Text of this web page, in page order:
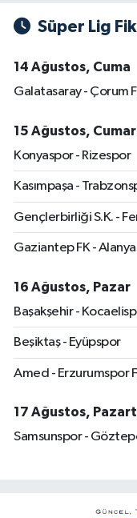
Süper Lig
14 Ağustos, Cuma
Galatasaray - Çorum
15 Ağustos,
Konyaspor - Rizespor
Kasımpaşa -
Gençlerbirliği S.K. -
Gaziantep FK -
16 Ağustos, Pazar
Başakşehir -
Beşiktaş - Eyüpspor
Amed - Erzurumspor
17 Ağustos,
Samsunspor -